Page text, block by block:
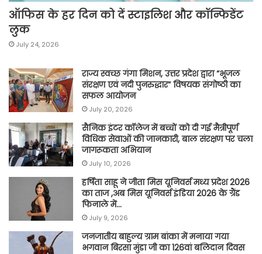
ऑफिस के हर दिन को दें स्टाइलिश और कॉन्फिडेंट
लुक
July 24, 2026
राज्य स्वच्छ गंगा मिशन, उत्तर प्रदेश द्वारा “भूजल
संरक्षण एवं नदी पुनरुद्धार” विषयक संगोष्ठी का
सफल आयोजन
July 20, 2026
सैनिक इंटर कॉलेज में बच्चों को दी गई मैत्रीपूर्ण
विधिक सेवाओं की जानकारी, बाल संरक्षण पर चला
जागरूकता अभियान
July 10, 2026
हर्षिता साहू ने जीता मिस यूनिवर्स मध्य प्रदेश 2026
का ताज ,अब मिस यूनिवर्स इंडिया 2026 के ग्रैंड
फिनाले में…
July 9, 2026
जनजातीय बाहुल्य ग्राम बांका में मनाया गया
भगवान बिरसा मुंडा जी का 126वां बलिदान दिवस